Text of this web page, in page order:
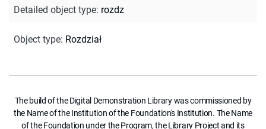
Detailed object type: rozdz
Object type: Rozdział
The build of the Digital Demonstration Library was commissioned by
the Name of the Institution of the Foundation's Institution. The Name
of the Foundation under the Program, the Library Project and its